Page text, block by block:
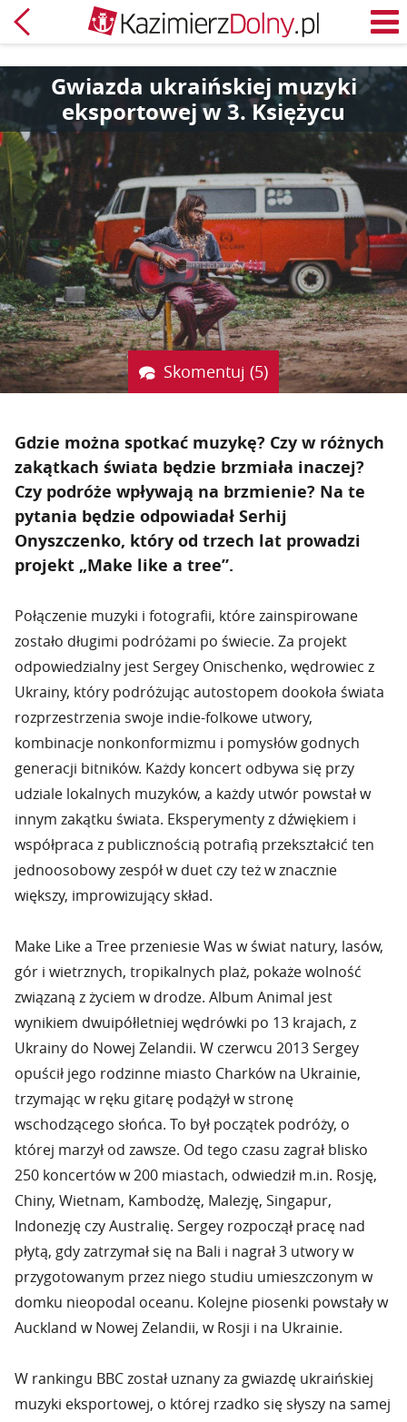
Powrót
Gwiazda ukraińskiej muzyki
eksportowej w 3. Księżycu
Skomentuj (5)
Gdzie można spotkać muzykę? Czy w różnych
zakątkach świata będzie brzmiała inaczej?
Czy podróże wpływają na brzmienie? Na te
pytania będzie odpowiadał Serhij
Onyszczenko, który od trzech lat prowadzi
projekt „Make like a tree”.
Połączenie muzyki i fotografii, które zainspirowane
zostało długimi podróżami po świecie. Za projekt
odpowiedzialny jest Sergey Onischenko, wędrowiec z
Ukrainy, który podróżując autostopem dookoła świata
rozprzestrzenia swoje indie-folkowe utwory,
kombinacje nonkonformizmu i pomysłów godnych
generacji bitników. Każdy koncert odbywa się przy
udziale lokalnych muzyków, a każdy utwór powstał w
innym zakątku świata. Eksperymenty z dźwiękiem i
współpraca z publicznością potrafią przekształcić ten
jednoosobowy zespół w duet czy też w znacznie
większy, improwizujący skład.
Make Like a Tree przeniesie Was w świat natury, lasów,
gór i wietrznych, tropikalnych plaż, pokaże wolność
związaną z życiem w drodze. Album Animal jest
wynikiem dwuipółletniej wędrówki po 13 krajach, z
Ukrainy do Nowej Zelandii. W czerwcu 2013 Sergey
opuścił jego rodzinne miasto Charków na Ukrainie,
trzymając w ręku gitarę podążył w stronę
wschodzącego słońca. To był początek podróży, o
której marzył od zawsze. Od tego czasu zagrał blisko
250 koncertów w 200 miastach, odwiedził m.in. Rosję,
Chiny, Wietnam, Kambodżę, Malezję, Singapur,
Indonezję czy Australię. Sergey rozpoczął pracę nad
płytą, gdy zatrzymał się na Bali i nagrał 3 utwory w
przygotowanym przez niego studiu umieszczonym w
domku nieopodal oceanu. Kolejne piosenki powstały w
Auckland w Nowej Zelandii, w Rosji i na Ukrainie.
W rankingu BBC został uznany za gwiazdę ukraińskiej
muzyki eksportowej, o której rzadko się słyszy na samej